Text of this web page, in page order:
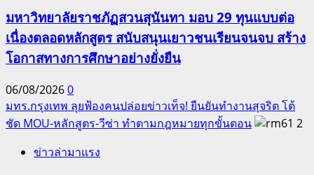
มหาวิทยาลัยราชภัฏสวนสุนันทา มอบ 29 ทุนแบบต่อ
เนื่องตลอดหลักสูตร สนับสนุนเยาวชนเรียนจนจบ สร้าง
โอกาสทางการศึกษาอย่างยั่งยืน
06/08/20260
มทร.กรุงเทพ ลุยฟ้องคนปล่อยข่าวเท็จ! ยืนยันทำงานสุจริต โต้
ชัด MOU-หลักสูตร-วีซ่า ทำตามกฎหมายทุกขั้นตอน
2
ข่าวล่ามาแรง